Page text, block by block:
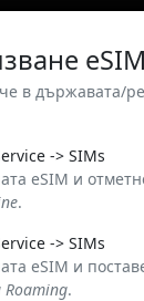
eSIM
в държавата/
-> SIMs
eSIM и
.
-> SIMs
eSIM и
Roaming.